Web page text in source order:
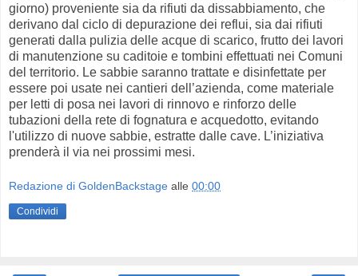
giorno) proveniente sia da rifiuti da dissabbiamento, che
derivano dal ciclo di depurazione dei reflui, sia dai rifiuti
generati dalla pulizia delle acque di scarico, frutto dei lavori
di manutenzione su caditoie e tombini effettuati nei Comuni
del territorio. Le sabbie saranno trattate e disinfettate per
essere poi usate nei cantieri dell’azienda, come materiale
per letti di posa nei lavori di rinnovo e rinforzo delle
tubazioni della rete di fognatura e acquedotto, evitando
l'utilizzo di nuove sabbie, estratte dalle cave. L’iniziativa
prenderà il via nei prossimi mesi.
Redazione di GoldenBackstage alle 00:00
Condividi